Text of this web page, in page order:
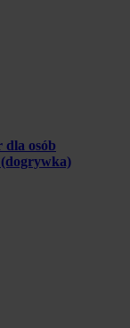
dla osób